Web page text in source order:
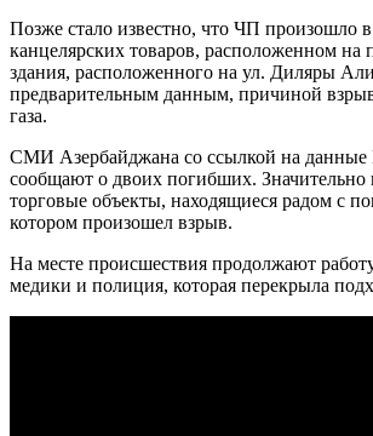
Позже стало известно, что ЧП произошло
канцелярских товаров, расположенном на
здания, расположенного на ул. Диляры
предварительным данным, причиной
газа.
СМИ Азербайджана со ссылкой на
сообщают о двоих погибших. Значительно
торговые объекты, находящиеся радом с
котором произошел взрыв.
На месте происшествия продолжают
медики и полиция, которая перекрыла